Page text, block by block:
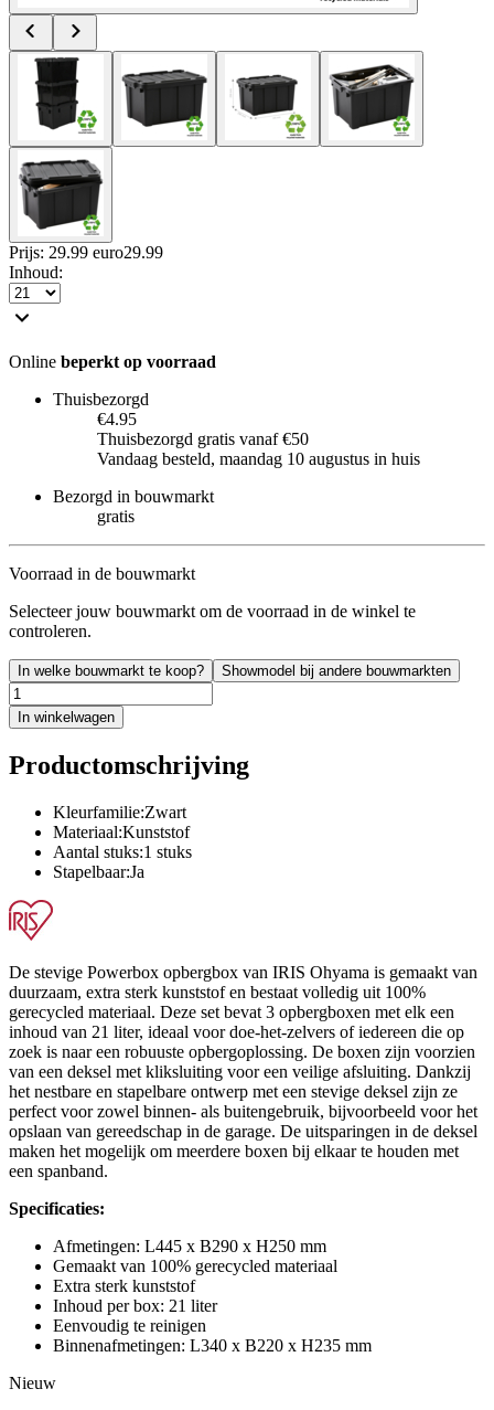
Prijs: 29.99 euro29.99
Inhoud:
Online beperkt op voorraad
Thuisbezorgd
€4.95
Thuisbezorgd gratis vanaf €50
Vandaag besteld, maandag 10 augustus in huis
Bezorgd in bouwmarkt
gratis
Voorraad in de bouwmarkt
Selecteer jouw bouwmarkt om de voorraad in de winkel te
controleren.
In welke bouwmarkt te koop? Showmodel bij andere bouwmarkten
In winkelwagen
Productomschrijving
Kleurfamilie:Zwart
Materiaal:Kunststof
Aantal stuks:1 stuks
Stapelbaar:Ja
De stevige Powerbox opbergbox van IRIS Ohyama is gemaakt van
duurzaam, extra sterk kunststof en bestaat volledig uit 100%
gerecycled materiaal. Deze set bevat 3 opbergboxen met elk een
inhoud van 21 liter, ideaal voor doe-het-zelvers of iedereen die op
zoek is naar een robuuste opbergoplossing. De boxen zijn voorzien
van een deksel met kliksluiting voor een veilige afsluiting. Dankzij
het nestbare en stapelbare ontwerp met een stevige deksel zijn ze
perfect voor zowel binnen- als buitengebruik, bijvoorbeeld voor het
opslaan van gereedschap in de garage. De uitsparingen in de deksel
maken het mogelijk om meerdere boxen bij elkaar te houden met
een spanband.
Specificaties:
Afmetingen: L445 x B290 x H250 mm
Gemaakt van 100% gerecycled materiaal
Extra sterk kunststof
Inhoud per box: 21 liter
Eenvoudig te reinigen
Binnenafmetingen: L340 x B220 x H235 mm
Nieuw